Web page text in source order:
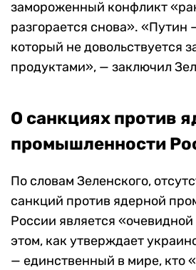
замороженный конфликт
разгорается снова». «Путин
который не довольствуется
продуктами», — заключил
О санкциях против
промышленности
По словам Зеленского,
санкций против ядерной
России является
этом, как утверждает
— единственный в мире, кто